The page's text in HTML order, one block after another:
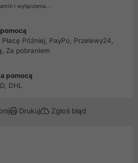
i wyłączenia...
Później, PayPo, Przelewy24,
Za pobraniem
pomocą
DHL
Drukuj Zgłoś błąd